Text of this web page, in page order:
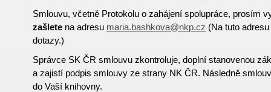
Smlouvu, včetně Protokolu o zahájení spolupráce, prosím
zašlete na adresu maria.bashkova@nkp.cz (Na tuto
dotazy.)
Správce SK ČR smlouvu zkontroluje, doplní stanovenou
a zajistí podpis smlouvy ze strany NK ČR. Následně
do Vaší knihovny.